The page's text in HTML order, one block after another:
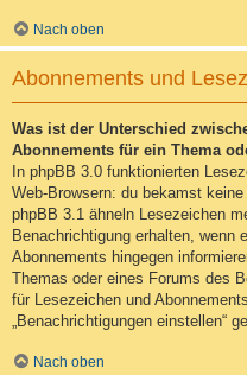
Nach oben
Abonnements und
Was ist der Unterschied
Abonnements für ein Thema
In phpBB 3.0 funktionierten
Web-Browsern: du bekamst
phpBB 3.1 ähneln Lesezeichen
Benachrichtigung erhalten, wenn
Abonnements hingegen
Themas oder eines Forums des
für Lesezeichen und
„Benachrichtigungen einstellen“
Nach oben